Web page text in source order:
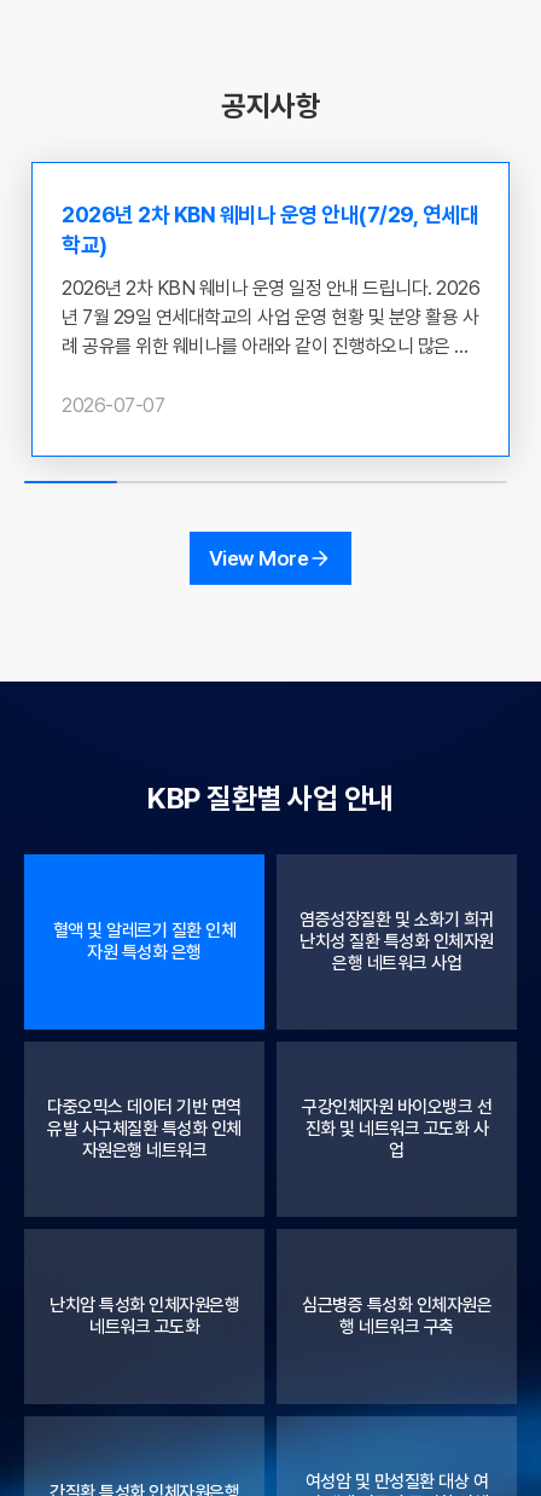
공지사항
2026년 2차 KBN 웨비나 운영 안내(7/29, 연세대
학교)
2026년 2차 KBN 웨비나 운영 일정 안내 드립니다. 2026
년 7월 29일 연세대학교의 사업 운영 현황 및 분양 활용 사
례 공유를 위한 웨비나를 아래와 같이 진행하오니 많은 관
교 ○ 일시 : 2026.07.29(수) 12:00~13:00 ○ 목적 : 질병
공유 ○ 참석 대상 : KBN 참여 기관 연구 책임자 및 실무
자, 인체유래물은행 관련자 및 이용자 ○ 참석 방법 : Zoo
s/j/81057006929?pwd=9gMmC1tVii3iAfdYrSpSvjq
2026-07-07
View More
KBP 질환별 사업 안내
혈액 및 알레르기 질환 인체
자원 특성화 은행
염증성장질환 및 소화기 희귀
난치성 질환 특성화 인체자원
은행 네트워크 사업
다중오믹스 데이터 기반 면역
유발 사구체질환 특성화 인체
자원은행 네트워크
구강인체자원 바이오뱅크 선
진화 및 네트워크 고도화 사
업
난치암 특성화 인체자원은행
네트워크 고도화
심근병증 특성화 인체자원은
행 네트워크 구축
여성암 및 만성질환 대상 여